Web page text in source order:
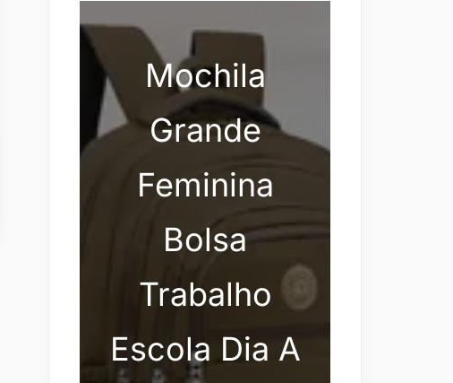
Mochila
Grande
Feminina
Bolsa
Trabalho
Escola Dia A